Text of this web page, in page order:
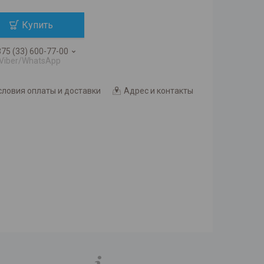
Купить
(33) 600-77-00
WhatsApp
оплаты и доставки Адрес и контакты